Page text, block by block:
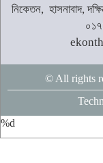
নিকেতন, হাসনাবাদ,
© All rights
%d